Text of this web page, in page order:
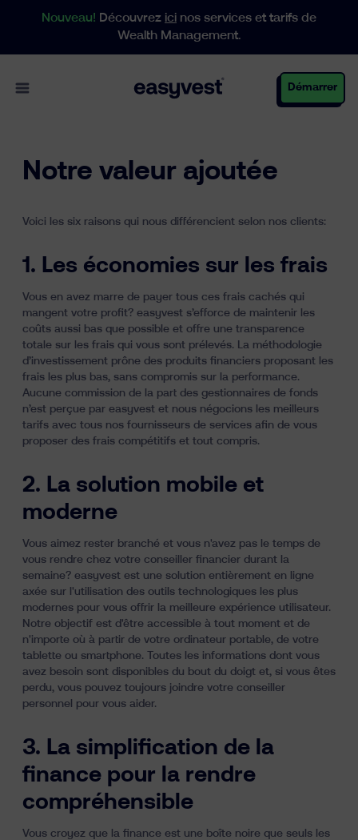
Nouveau! Découvrez ici nos services et tarifs de
Wealth Management.
Open main menu Démarrer
Particuliers
Gestion de patrimoine
Ressources
Notre valeur ajoutée
Voici les six raisons qui nous différencient selon nos clients:
1. Les économies sur les frais
Vous en avez marre de payer tous ces frais cachés qui
mangent votre profit? easyvest s’efforce de maintenir les
coûts aussi bas que possible et offre une transparence
totale sur les frais qui vous sont prélevés. La méthodologie
d’investissement prône des produits financiers proposant les
frais les plus bas, sans compromis sur la performance.
Aucune commission de la part des gestionnaires de fonds
n’est perçue par easyvest et nous négocions les meilleurs
tarifs avec tous nos fournisseurs de services afin de vous
proposer des frais compétitifs et tout compris.
2. La solution mobile et
moderne
Vous aimez rester branché et vous n'avez pas le temps de
vous rendre chez votre conseiller financier durant la
semaine? easyvest est une solution entièrement en ligne
axée sur l'utilisation des outils technologiques les plus
modernes pour vous offrir la meilleure expérience utilisateur.
Notre objectif est d'être accessible à tout moment et de
n'importe où à partir de votre ordinateur portable, de votre
tablette ou smartphone. Toutes les informations dont vous
avez besoin sont disponibles du bout du doigt et, si vous êtes
perdu, vous pouvez toujours joindre votre conseiller
personnel pour vous aider.
3. La simplification de la
finance pour la rendre
compréhensible
Vous croyez que la finance est une boîte noire que seuls les